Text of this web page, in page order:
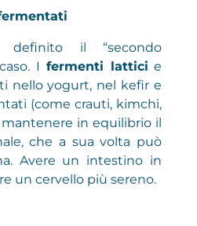
definito il “secondo
I fermenti lattici e
nello yogurt, nel kefir e
(come crauti, kimchi,
in equilibrio il
che a sua volta può
Avere un intestino in
un cervello più sereno.